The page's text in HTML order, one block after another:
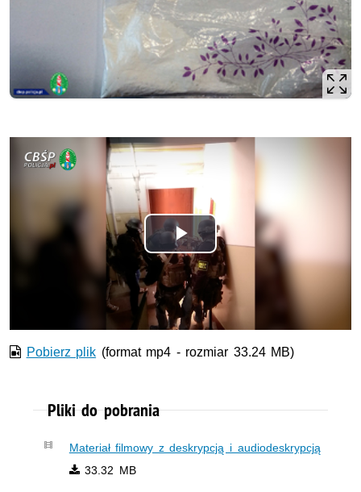
Odtwórz
wideo
Pobierz plik (format mp4 - rozmiar 33.24 MB)
Pliki do pobrania
Materiał filmowy z deskrypcją i audiodeskrypcją
33.32 MB